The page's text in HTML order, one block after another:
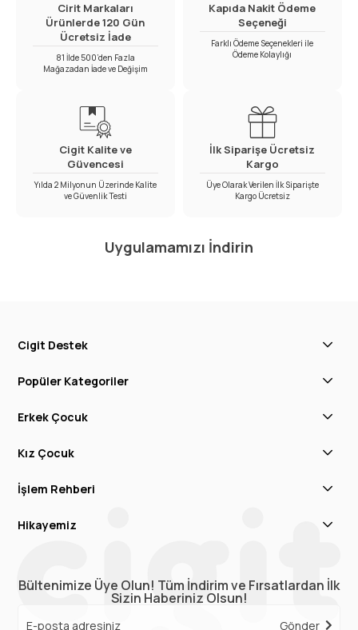
Cirit Markaları
Ürünlerde 120 Gün
Ücretsiz İade
81 İlde 500’den Fazla
Mağazadan İade ve Değişim
Kapıda Nakit Ödeme
Seçeneği
Farklı Ödeme Seçenekleri ile
Ödeme Kolaylığı
Cigit Kalite ve
Güvencesi
Yılda 2 Milyonun Üzerinde Kalite
ve Güvenlik Testi
İlk Siparişe Ücretsiz
Kargo
Üye Olarak Verilen İlk Siparişte
Kargo Ücretsiz
Uygulamamızı İndirin
Cigit Destek
Popüler Kategoriler
Erkek Çocuk
Kız Çocuk
İşlem Rehberi
Hikayemiz
Bültenimize Üye Olun! Tüm İndirim ve Fırsatlardan İlk
Sizin Haberiniz Olsun!
Gönder